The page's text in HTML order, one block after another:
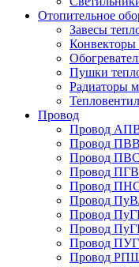
Отопительное
Завесы
Конвекторы
Пушки
Радиаторы
Провод
Провод
Провод
Провод ПВС
Провод
Провод
Провод
Провод
Провод
Провод
Провод